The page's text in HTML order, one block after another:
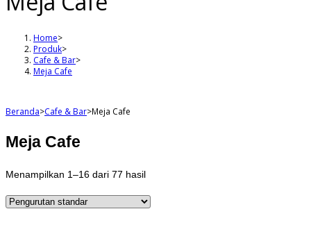
Home>
Produk>
Cafe & Bar>
Meja Cafe
Beranda>Cafe & Bar>Meja Cafe
Meja Cafe
Menampilkan 1–16 dari 77 hasil